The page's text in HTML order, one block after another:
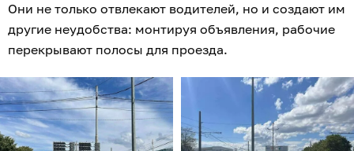
Они не только отвлекают водителей, но и создают им
другие неудобства: монтируя объявления, рабочие
перекрывают полосы для проезда.